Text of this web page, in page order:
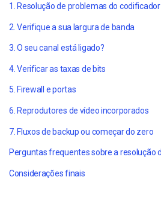
1. Resolução de problemas do codificador
2. Verifique a sua largura de banda
3. O seu canal está ligado?
4. Verificar as taxas de bits
5. Firewall e portas
6. Reprodutores de vídeo incorporados
7. Fluxos de backup ou começar do zero
Considerações finais